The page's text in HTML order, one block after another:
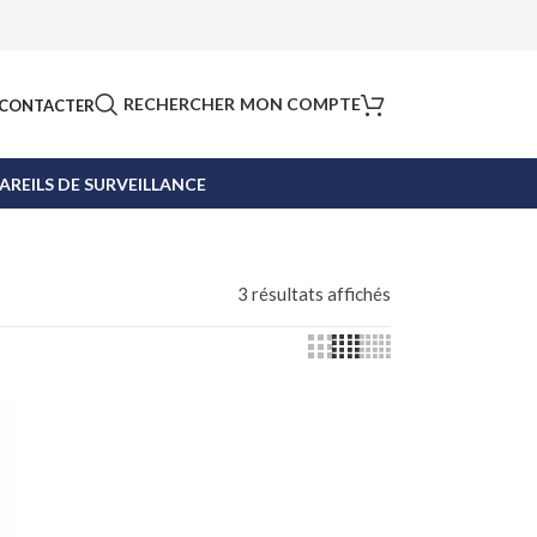
RECHERCHER MON COMPTE
DE SURVEILLANCE
3 résultats affichés